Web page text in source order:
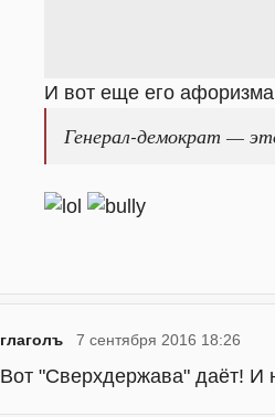
И вот еще его
Генерал-демократ —
глаголъ 7 сентября 2016 18:26
Вот "Сверхдержава" даёт! И